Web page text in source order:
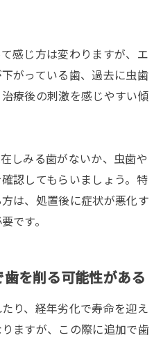
感じ方は変わりますが、エ
がっている歯、過去に虫歯
療後の刺激を感じやすい傾
しみる歯がないか、虫歯や
認してもらいましょう。特
は、処置後に症状が悪化す
です。
を削る可能性がある
り、経年劣化で寿命を迎え
ますが、この際に追加で歯